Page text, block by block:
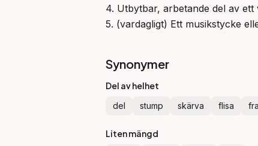
4. Utbytbar, arbetande del av
5. (vardagligt) Ett musikstycke
Synonymer
Del av helhet
del stump skärva flisa
Liten mängd